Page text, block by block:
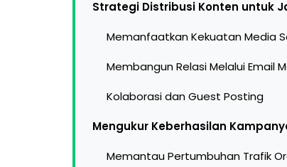
Strategi Distribusi Konten untuk
Memanfaatkan Kekuatan Media
Membangun Relasi Melalui Email
Kolaborasi dan Guest Posting
Mengukur Keberhasilan
Memantau Pertumbuhan Trafik